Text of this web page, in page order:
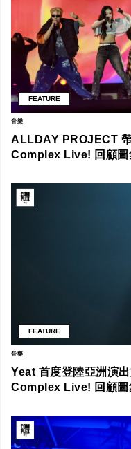
FEATURE
音樂
ALLDAY PROJECT 帶
Complex Live! 回顧圖
FEATURE
音樂
Yeat 首度登陸亞洲演
Complex Live! 回顧圖